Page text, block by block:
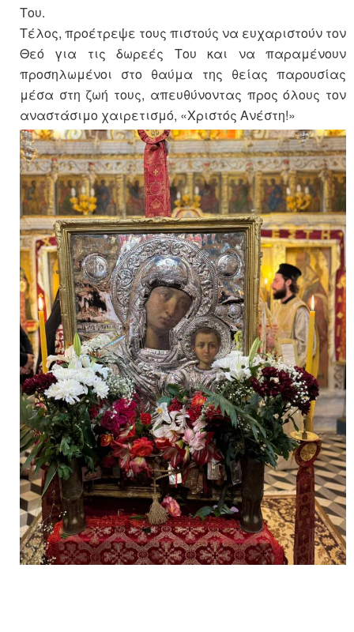
Του.
Τέλος, προέτρεψε τους πιστούς να ευχαριστούν τον
Θεό για τις δωρεές Του και να παραμένουν
προσηλωμένοι στο θαύμα της θείας παρουσίας
μέσα στη ζωή τους, απευθύνοντας προς όλους τον
αναστάσιμο χαιρετισμό, «Χριστός Ανέστη!»